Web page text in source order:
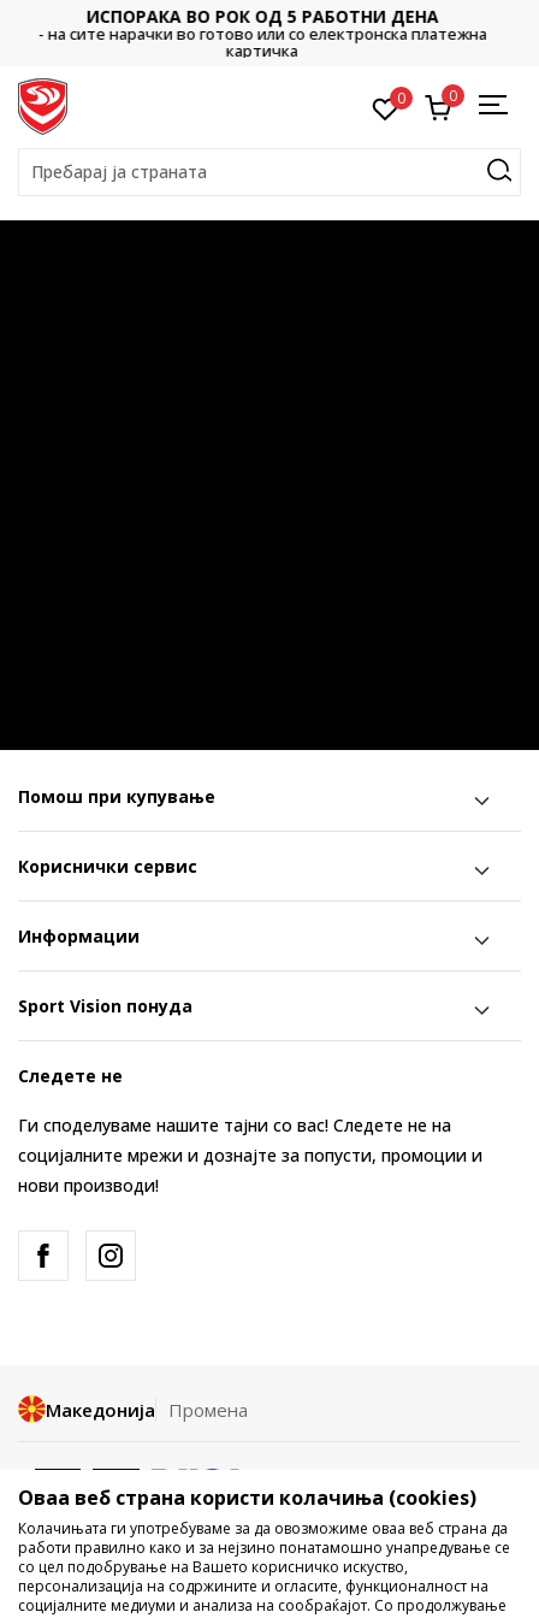
ВО РОК ОД 5 РАБОТНИ ДЕНА
во готово или со електронска платежна
картичка - во готово
0 0
Пребарај ја страната
Помош при купување
Кориснички сервис
Информации
Sport Vision понуда
Следете не
Ги споделуваме нашите тајни со вас! Следете не на
социјалните мрежи и дознајте за попусти, промоции и
нови производи!
Македонија Промена
Не е дозволено превземање или користење на содржината од
интернет страните на Sport Vision, делумно или целосно a се
Оваа веб страна користи колачиња (cookies)
Колачињата ги употребуваме за да овозможиме оваа веб страна да
работи правилно како и за нејзино понатамошно унапредување се
со цел подобрување на Вашето корисничко искуство,
персонализација на содржините и огласите, функционалност на
социјалните медиуми и анализа на сообраќајот. Со продолжување